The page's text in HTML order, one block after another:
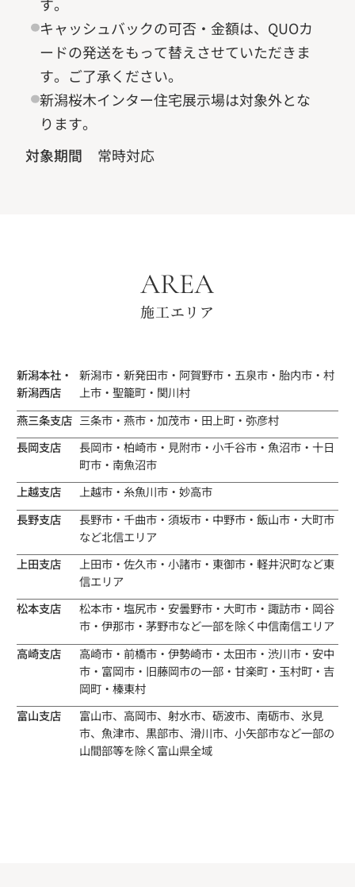
キャッシュバックの可否・金額は、QUOカ
ードの発送をもって替えさせていただきま
す。ご了承ください。
新潟桜木インター住宅展示場は対象外とな
ります。
対象期間
常時対応
AREA
施工エリア
新潟本社・
新潟西店
新潟市・新発田市・阿賀野市・五泉市・胎内市・村
上市・聖籠町・関川村
燕三条支店 三条市・燕市・加茂市・田上町・弥彦村
長岡支店
長岡市・柏崎市・見附市・小千谷市・魚沼市・十日
町市・南魚沼市
上越支店
上越市・糸魚川市・妙高市
長野支店
長野市・千曲市・須坂市・中野市・飯山市・大町市
など北信エリア
上田支店
上田市・佐久市・小諸市・東御市・軽井沢町など東
信エリア
松本支店
松本市・塩尻市・安曇野市・大町市・諏訪市・岡谷
市・伊那市・茅野市など一部を除く中信南信エリア
高崎支店
高崎市・前橋市・伊勢崎市・太田市・渋川市・安中
市・富岡市・旧藤岡市の一部・甘楽町・玉村町・吉
岡町・榛東村
富山支店
富山市、高岡市、射水市、砺波市、南砺市、氷見
市、魚津市、黒部市、滑川市、小矢部市など一部の
山間部等を除く富山県全域